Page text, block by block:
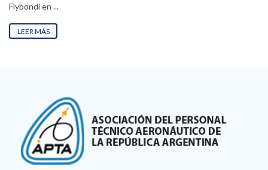
Flybondi en ...
LEER MÁS